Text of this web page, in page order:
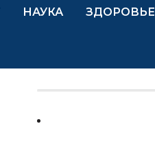
НАУКА ЗДОРОВЬЕ